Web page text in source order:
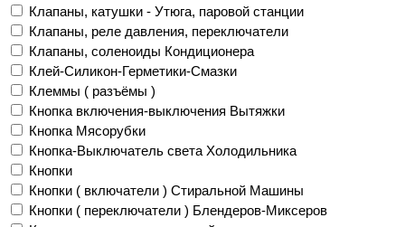
Клапаны, катушки - Утюга, паровой станции
Клапаны, реле давления, переключатели
Клапаны, соленоиды Кондиционера
Клей-Силикон-Герметики-Смазки
Клеммы ( разъёмы )
Кнопка включения-выключения Вытяжки
Кнопка Мясорубки
Кнопка-Выключатель света Холодильника
Кнопки
Кнопки ( включатели ) Стиральной Машины
Кнопки ( переключатели ) Блендеров-Миксеров